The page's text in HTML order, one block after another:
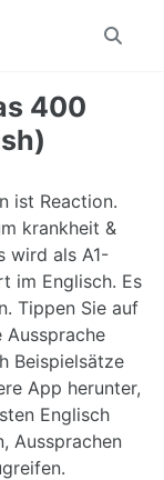
Toggle
400
ist Reaction.
krankheit &
wird als A1-
im Englisch. Es
Tippen Sie auf
Aussprache
Beispielsätze
App herunter,
Englisch
Aussprachen